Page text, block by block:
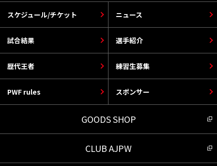
スケジュール/チケット
選手紹介
PWF rules
ニュース
歴代王者
スポンサー
試合結果
練習生募集
GOODS SHOP
CLUB AJPW